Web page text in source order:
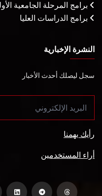
برامج المرحلة الجامعية
برامج الدراسات العليا
النشرة الإخبارية
سجل ليصلك أحدث الأخبار
رأيك يهمنا
أراء المستخدمين